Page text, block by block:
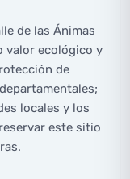
de las Ánimas
valor ecológico y
de
locales y los
este sitio